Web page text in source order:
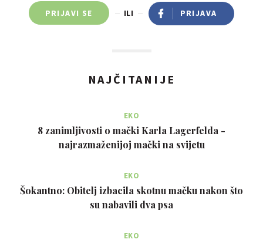
PRIJAVI SE ILI PRIJAVA
NAJČITANIJE
EKO
8 zanimljivosti o mački Karla Lagerfelda -
najrazmaženijoj mački na svijetu
EKO
Šokantno: Obitelj izbacila skotnu mačku nakon što
su nabavili dva psa
EKO